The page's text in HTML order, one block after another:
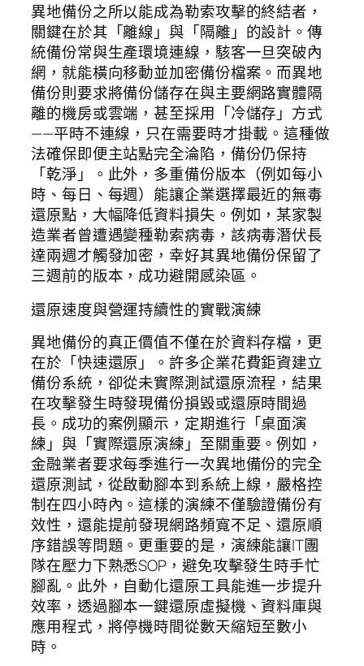
異地備份之所以能成為勒索攻擊的終結者，
關鍵在於其「離線」與「隔離」的設計。傳
統備份常與生產環境連線，駭客一旦突破內
網，就能橫向移動並加密備份檔案。而異地
備份則要求將備份儲存在與主要網路實體隔
離的機房或雲端，甚至採用「冷儲存」方式
——平時不連線，只在需要時才掛載。這種做
法確保即便主站點完全淪陷，備份仍保持
「乾淨」。此外，多重備份版本（例如每小
時、每日、每週）能讓企業選擇最近的無毒
還原點，大幅降低資料損失。例如，某家製
造業者曾遭遇變種勒索病毒，該病毒潛伏長
達兩週才觸發加密，幸好其異地備份保留了
三週前的版本，成功避開感染區。
還原速度與營運持續性的實戰演練
異地備份的真正價值不僅在於資料存檔，更
在於「快速還原」。許多企業花費鉅資建立
備份系統，卻從未實際測試還原流程，結果
在攻擊發生時發現備份損毀或還原時間過
長。成功的案例顯示，定期進行「桌面演
練」與「實際還原演練」至關重要。例如，
金融業者要求每季進行一次異地備份的完全
還原測試，從啟動腳本到系統上線，嚴格控
制在四小時內。這樣的演練不僅驗證備份有
效性，還能提前發現網路頻寬不足、還原順
序錯誤等問題。更重要的是，演練能讓IT團
隊在壓力下熟悉SOP，避免攻擊發生時手忙
腳亂。此外，自動化還原工具能進一步提升
效率，透過腳本一鍵還原虛擬機、資料庫與
應用程式，將停機時間從數天縮短至數小
時。